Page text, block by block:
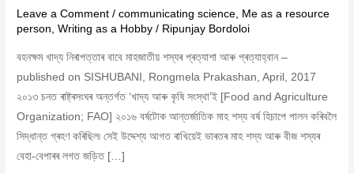
Leave a Comment /communicating science, Me as a resource
person,Writing as a Hobby / Ripunjay Bordoloi
বহনক্ষম খাদ্য নিৰাপত্তাৰ বাবে মাহজাতীয় শস্যৰ প্ৰত্যাশা আৰু প্ৰত্যাহ্বান –
published on SISHUBANI, Rongmela Prakashan, April, 2017
২০১৩ চনত ৰাষ্ট্ৰসংঘৰ অন্তৰ্গত ‘খাদ্য আৰু কৃষি সংস্থা’ই [Food and Agriculture
Organization; FAO] ২০১৬ বৰ্ষটোক আন্তৰ্জাতিক মাহ শস্য বৰ্ষ হিচাপে পালন কৰিবলৈ
সিদ্ধান্ত গ্ৰহণ কৰিছিল৷ সেই উদ্দেশ্য আগত ৰাখিয়েই ভাৰতৰ মাহ শস্য আৰু বীজ শস্যৰ
বেহা-বেপাৰৰ লগত জড়িত […]